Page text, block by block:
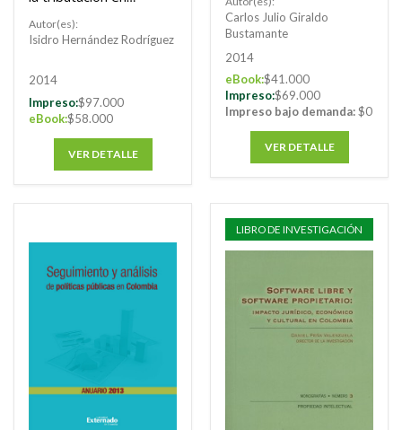
Colombia
Autor(es):
Isidro Hernández Rodríguez
2014
Impreso:$97.000
eBook:$58.000
VER DETALLE
compleja
Carlos Julio Giraldo
Bustamante
2014
eBook:$41.000
Impreso:$69.000
Impreso bajo demanda:$0
VER DETALLE
LIBRO DE INVESTIGACIÓN